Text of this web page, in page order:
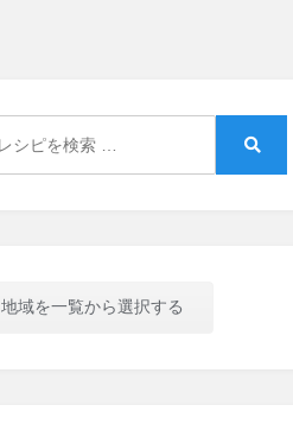
地域を一覧から選択する